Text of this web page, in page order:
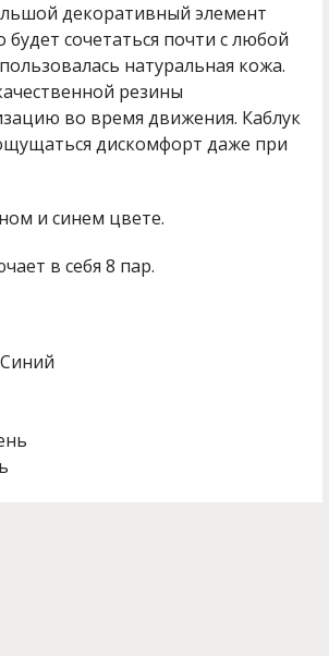
декоративный элемент
сочетаться почти с любой
натуральная кожа.
резины
во время движения. Каблук
дискомфорт даже при
и синем цвете.
в себя 8 пар.